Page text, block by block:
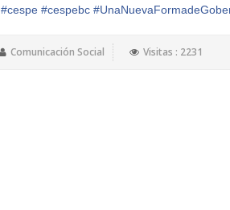
#cespe #cespebc #
Comunicación Social Visitas : 2231